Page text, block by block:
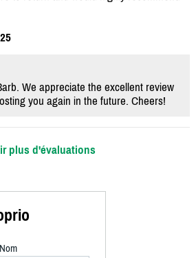
We appreciate the excellent review
you again in the future. Cheers!
plus d'évaluations
Nom